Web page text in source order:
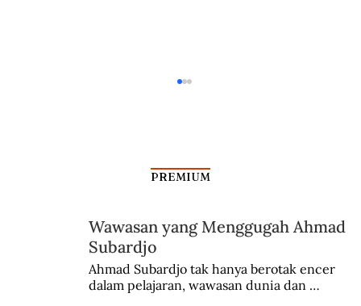
Dalam Jangkauan Radar Bung Kecil
PREMIUM
Wawasan yang Menggugah Ahmad
Subardjo
Ahmad Subardjo tak hanya berotak encer
dalam pelajaran, wawasan dunia dan